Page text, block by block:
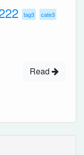
tag3 cate3
Read